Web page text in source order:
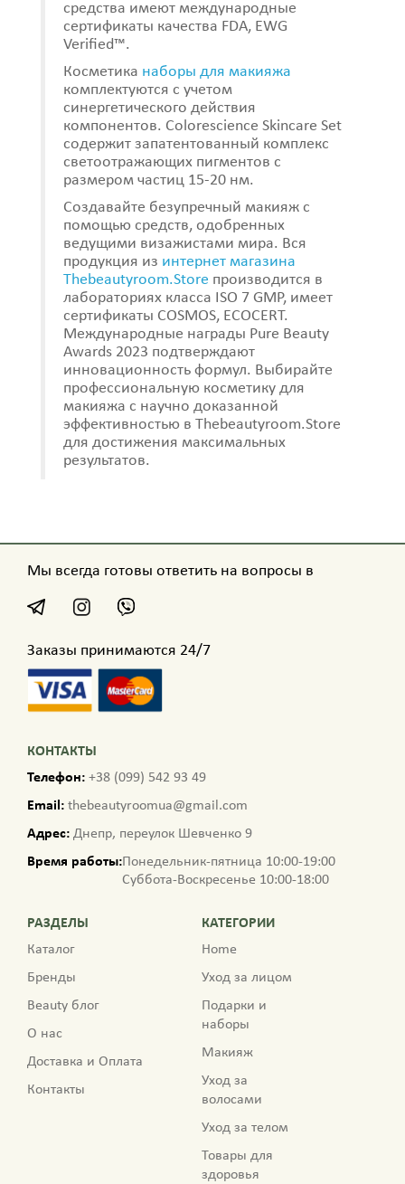
средства имеют международные
сертификаты качества FDA, EWG
Verified™.
Косметика наборы для макияжа
комплектуются с учетом
синергетического действия
компонентов. Colorescience Skincare Set
содержит запатентованный комплекс
светоотражающих пигментов с
размером частиц 15-20 нм.
Создавайте безупречный макияж с
помощью средств, одобренных
ведущими визажистами мира. Вся
продукция из интернет магазина
Thebeautyroom.Store производится в
лабораториях класса ISO 7 GMP, имеет
сертификаты COSMOS, ECOCERT.
Международные награды Pure Beauty
Awards 2023 подтверждают
инновационность формул. Выбирайте
профессиональную косметику для
макияжа с научно доказанной
эффективностью в Thebeautyroom.Store
для достижения максимальных
результатов.
Мы всегда готовы ответить на вопросы в
Заказы принимаются 24/7
КОНТАКТЫ
Телефон: +38 (099) 542 93 49
Email: thebeautyroomua@gmail.com
Адрес: Днепр, переулок Шевченко 9
Время работы:Понедельник-пятница 10:00-19:00
Суббота-Воскресенье 10:00-18:00
РАЗДЕЛЫ
Каталог
Бренды
Beauty блог
О нас
Доставка и Оплата
Контакты
КАТЕГОРИИ
Home
Уход за лицом
Подарки и
наборы
Макияж
Уход за
волосами
Уход за телом
Товары для
здоровья